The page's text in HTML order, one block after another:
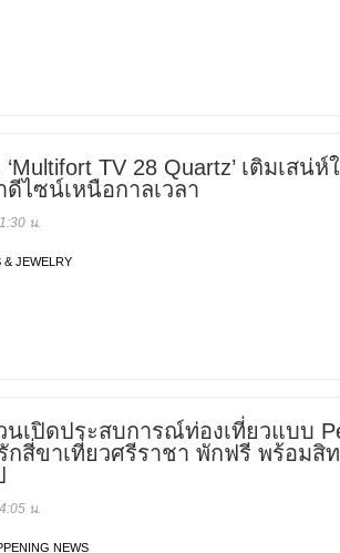
TV 28 Quartz’ เติมเสน่ห์
ดีไซน์เหนือกาลเวลา
น.
& JEWELRY
นเปิดประสบการณ์ท่องเที่ยวแบบ
กสี่ขาเที่ยวศรีราชา พักฟรี พร้อมสิ
น.
NEWS